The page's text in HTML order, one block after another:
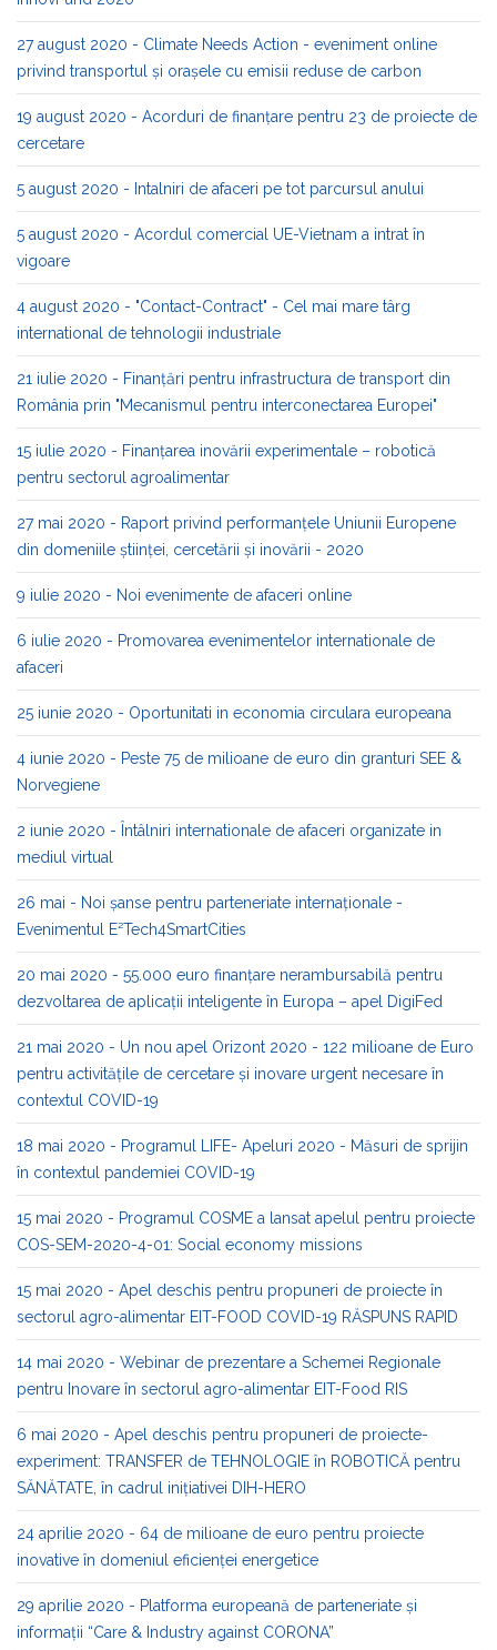
27 august 2020 - Climate Needs Action - eveniment online
privind transportul și orașele cu emisii reduse de carbon
19 august 2020 - Acorduri de finanțare pentru 23 de proiecte de
cercetare
5 august 2020 - Intalniri de afaceri pe tot parcursul anului
5 august 2020 - Acordul comercial UE-Vietnam a intrat în
vigoare
4 august 2020 - "Contact-Contract" - Cel mai mare târg
international de tehnologii industriale
21 iulie 2020 - Finanțări pentru infrastructura de transport din
România prin "Mecanismul pentru interconectarea Europei"
15 iulie 2020 - Finanțarea inovării experimentale – robotică
pentru sectorul agroalimentar
27 mai 2020 - Raport privind performanțele Uniunii Europene
din domeniile ştiinţei, cercetării și inovării - 2020
9 iulie 2020 - Noi evenimente de afaceri online
6 iulie 2020 - Promovarea evenimentelor internationale de
afaceri
25 iunie 2020 - Oportunitati in economia circulara europeana
4 iunie 2020 - Peste 75 de milioane de euro din granturi SEE &
Norvegiene
2 iunie 2020 - Întâlniri internationale de afaceri organizate in
mediul virtual
26 mai - Noi șanse pentru parteneriate internaționale -
Evenimentul E²Tech4SmartCities
20 mai 2020 - 55.000 euro finanțare nerambursabilă pentru
dezvoltarea de aplicații inteligente în Europa – apel DigiFed
21 mai 2020 - Un nou apel Orizont 2020 - 122 milioane de Euro
pentru activitățile de cercetare și inovare urgent necesare în
contextul COVID-19
18 mai 2020 - Programul LIFE- Apeluri 2020 - Măsuri de sprijin
în contextul pandemiei COVID-19
15 mai 2020 - Programul COSME a lansat apelul pentru proiecte
COS-SEM-2020-4-01: Social economy missions
15 mai 2020 - Apel deschis pentru propuneri de proiecte în
sectorul agro-alimentar EIT-FOOD COVID-19 RĂSPUNS RAPID
14 mai 2020 - Webinar de prezentare a Schemei Regionale
pentru Inovare în sectorul agro-alimentar EIT-Food RIS
6 mai 2020 - Apel deschis pentru propuneri de proiecte-
experiment: TRANSFER de TEHNOLOGIE în ROBOTICĂ pentru
SĂNĂTATE, în cadrul inițiativei DIH-HERO
24 aprilie 2020 - 64 de milioane de euro pentru proiecte
inovative în domeniul eficienței energetice
29 aprilie 2020 - Platforma europeană de parteneriate și
informații “Care & Industry against CORONA”